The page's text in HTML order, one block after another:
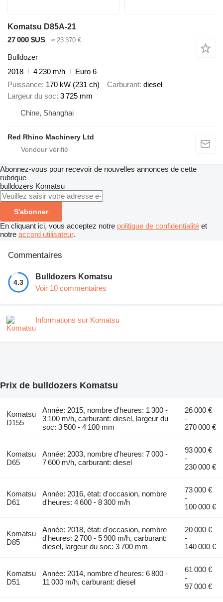
Komatsu D85A-21
27 000 $US
≈ 23 370 €
Bulldozer
2018
4 230 m/h
Euro 6
Puissance 170 kW (231 ch) Carburant diesel
Largeur du soc 3 725 mm
Chine, Shanghai
Red Rhino Machinery Ltd
Abonnez-vous pour recevoir de nouvelles annonces de cette
rubrique
bulldozers Komatsu
S'abonner
En cliquant ici, vous acceptez notre politique de confidentialité et
notre accord utilisateur.
Commentaires
4.3
Bulldozers Komatsu
Voir 10 commentaires
Informations sur Komatsu
Prix de bulldozers Komatsu
Komatsu
D155
Année: 2015, nombre d'heures: 1 300 -
3 100 m/h, carburant: diesel, largeur du
soc: 3 500 - 4 100 mm
26 000 €
-
270 000 €
Komatsu
D65
Année: 2003, nombre d'heures: 7 000 -
7 600 m/h, carburant: diesel
93 000 €
-
230 000 €
Komatsu
D61
Année: 2016, état: d'occasion, nombre
d'heures: 4 600 - 8 300 m/h
73 000 €
-
100 000 €
Komatsu
D85
Année: 2018, état: d'occasion, nombre
d'heures: 2 700 - 5 900 m/h, carburant:
diesel, largeur du soc: 3 700 mm
20 000 €
-
140 000 €
Komatsu
D51
Année: 2014, nombre d'heures: 6 800 -
11 000 m/h, carburant: diesel
61 000 €
-
97 000 €